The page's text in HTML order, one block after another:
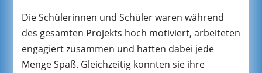
Die Schülerinnen und Schüler waren während
des gesamten Projekts hoch motiviert, arbeiteten
engagiert zusammen und hatten dabei jede
Menge Spaß. Gleichzeitig konnten sie ihre